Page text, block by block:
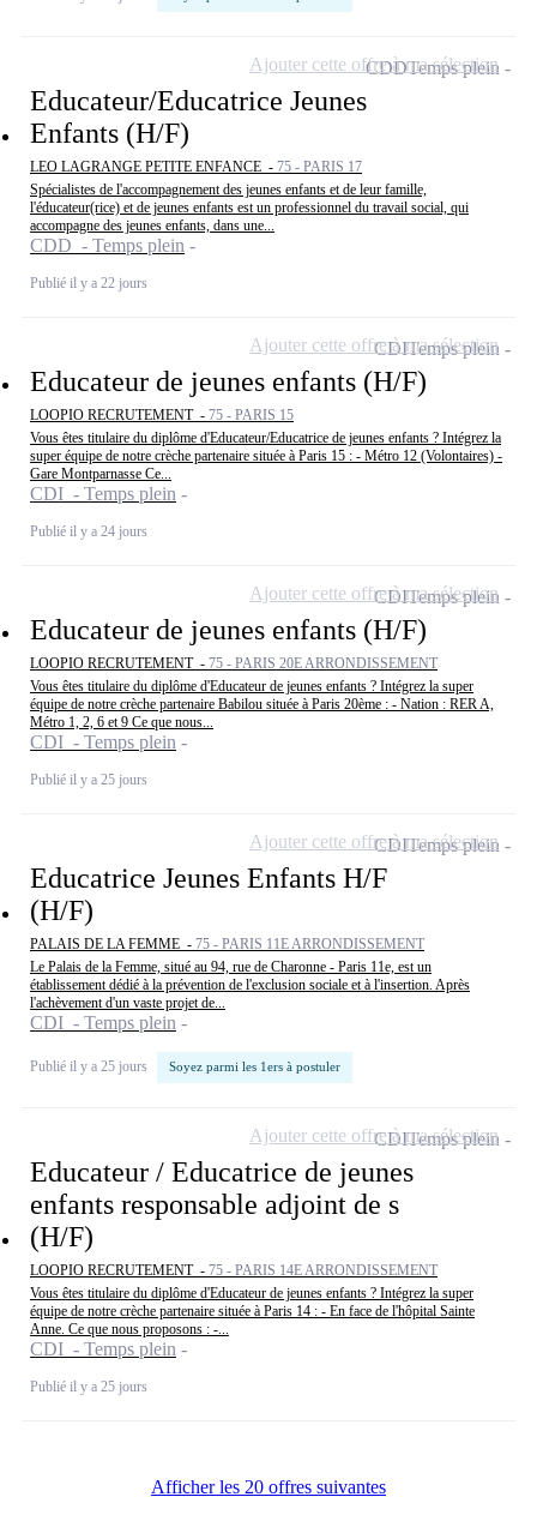
Educateur/Educatrice Jeunes
Enfants (H/F)
LEO LAGRANGE PETITE ENFANCE - 75 - PARIS 17
Spécialistes de l'accompagnement des jeunes enfants et de leur famille,
l'éducateur(rice) et de jeunes enfants est un professionnel du travail social, qui
accompagne des jeunes enfants, dans une...
CDD - Temps plein
Publié il y a 22 jours
CDDTemps plein
Ajouter cette offre à ma sélection
Educateur de jeunes enfants (H/F)
LOOPIO RECRUTEMENT - 75 - PARIS 15
Vous êtes titulaire du diplôme d'Educateur/Educatrice de jeunes enfants ? Intégrez la
super équipe de notre crèche partenaire située à Paris 15 : - Métro 12 (Volontaires) -
Gare Montparnasse Ce...
CDI - Temps plein
Publié il y a 24 jours
CDITemps plein
Ajouter cette offre à ma sélection
Educateur de jeunes enfants (H/F)
LOOPIO RECRUTEMENT - 75 - PARIS 20E ARRONDISSEMENT
Vous êtes titulaire du diplôme d'Educateur de jeunes enfants ? Intégrez la super
équipe de notre crèche partenaire Babilou située à Paris 20ème : - Nation : RER A,
Métro 1, 2, 6 et 9 Ce que nous...
CDI - Temps plein
Publié il y a 25 jours
CDITemps plein
Ajouter cette offre à ma sélection
Educatrice Jeunes Enfants H/F
(H/F)
PALAIS DE LA FEMME - 75 - PARIS 11E ARRONDISSEMENT
Le Palais de la Femme, situé au 94, rue de Charonne - Paris 11e, est un
établissement dédié à la prévention de l'exclusion sociale et à l'insertion. Après
l'achèvement d'un vaste projet de...
CDI - Temps plein
Publié il y a 25 jours Soyez parmi les 1ers à postuler
CDITemps plein
Ajouter cette offre à ma sélection
Educateur / Educatrice de jeunes
enfants responsable adjoint de s
(H/F)
LOOPIO RECRUTEMENT - 75 - PARIS 14E ARRONDISSEMENT
Vous êtes titulaire du diplôme d'Educateur de jeunes enfants ? Intégrez la super
équipe de notre crèche partenaire située à Paris 14 : - En face de l'hôpital Sainte
Anne. Ce que nous proposons : -...
CDI - Temps plein
Publié il y a 25 jours
CDITemps plein
Ajouter cette offre à ma sélection
Afficher les 20 offres suivantes